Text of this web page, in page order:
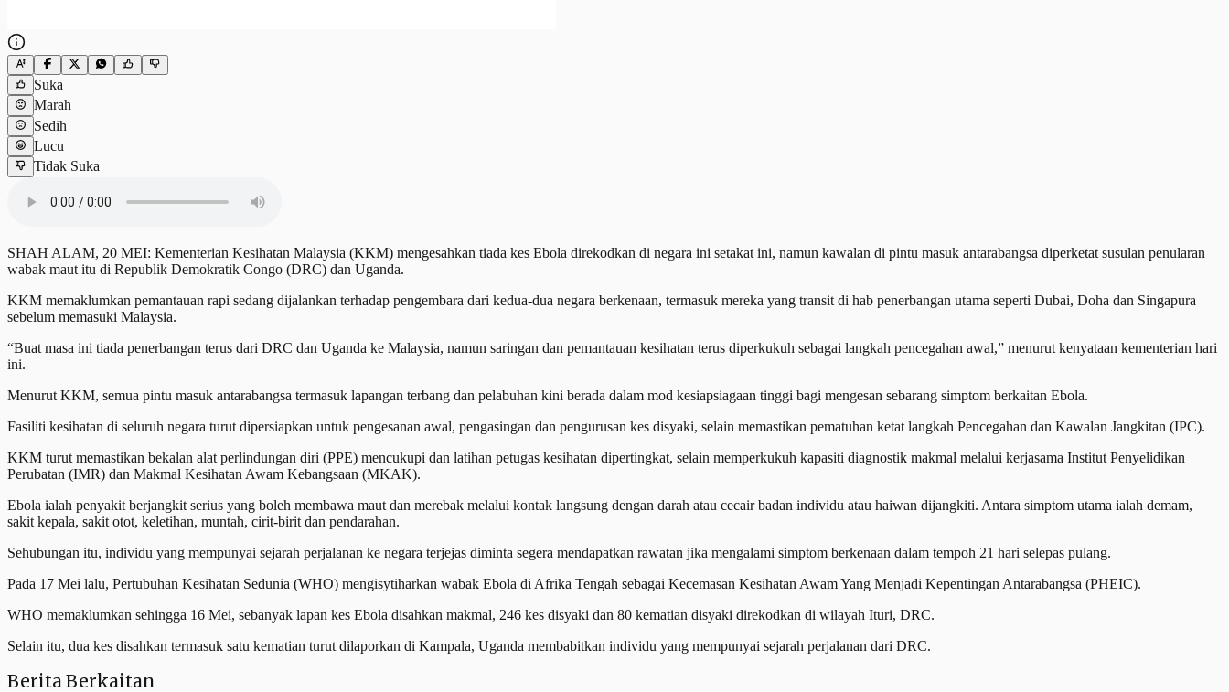
Suka
Marah
Sedih
Lucu
Tidak Suka
SHAH ALAM, 20 MEI: Kementerian Kesihatan Malaysia (KKM) mengesahkan tiada kes Ebola direkodkan di negara ini setakat ini, namun kawalan di pintu masuk antarabangsa diperketat susulan penularan
wabak maut itu di Republik Demokratik Congo (DRC) dan Uganda.
KKM memaklumkan pemantauan rapi sedang dijalankan terhadap pengembara dari kedua-dua negara berkenaan, termasuk mereka yang transit di hab penerbangan utama seperti Dubai, Doha dan Singapura
sebelum memasuki Malaysia.
“Buat masa ini tiada penerbangan terus dari DRC dan Uganda ke Malaysia, namun saringan dan pemantauan kesihatan terus diperkukuh sebagai langkah pencegahan awal,” menurut kenyataan kementerian hari
ini.
Menurut KKM, semua pintu masuk antarabangsa termasuk lapangan terbang dan pelabuhan kini berada dalam mod kesiapsiagaan tinggi bagi mengesan sebarang simptom berkaitan Ebola.
Fasiliti kesihatan di seluruh negara turut dipersiapkan untuk pengesanan awal, pengasingan dan pengurusan kes disyaki, selain memastikan pematuhan ketat langkah Pencegahan dan Kawalan Jangkitan (IPC).
KKM turut memastikan bekalan alat perlindungan diri (PPE) mencukupi dan latihan petugas kesihatan dipertingkat, selain memperkukuh kapasiti diagnostik makmal melalui kerjasama Institut Penyelidikan
Perubatan (IMR) dan Makmal Kesihatan Awam Kebangsaan (MKAK).
Ebola ialah penyakit berjangkit serius yang boleh membawa maut dan merebak melalui kontak langsung dengan darah atau cecair badan individu atau haiwan dijangkiti. Antara simptom utama ialah demam,
sakit kepala, sakit otot, keletihan, muntah, cirit-birit dan pendarahan.
Sehubungan itu, individu yang mempunyai sejarah perjalanan ke negara terjejas diminta segera mendapatkan rawatan jika mengalami simptom berkenaan dalam tempoh 21 hari selepas pulang.
Pada 17 Mei lalu, Pertubuhan Kesihatan Sedunia (WHO) mengisytiharkan wabak Ebola di Afrika Tengah sebagai Kecemasan Kesihatan Awam Yang Menjadi Kepentingan Antarabangsa (PHEIC).
WHO memaklumkan sehingga 16 Mei, sebanyak lapan kes Ebola disahkan makmal, 246 kes disyaki dan 80 kematian disyaki direkodkan di wilayah Ituri, DRC.
Selain itu, dua kes disahkan termasuk satu kematian turut dilaporkan di Kampala, Uganda membabitkan individu yang mempunyai sejarah perjalanan dari DRC.
Berita Berkaitan